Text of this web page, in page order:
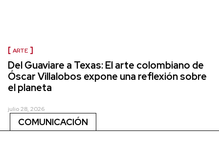
ARTE
Del Guaviare a Texas: El arte colombiano de
Óscar Villalobos expone una reflexión sobre
el planeta
julio 28, 2026
COMUNICACIÓN